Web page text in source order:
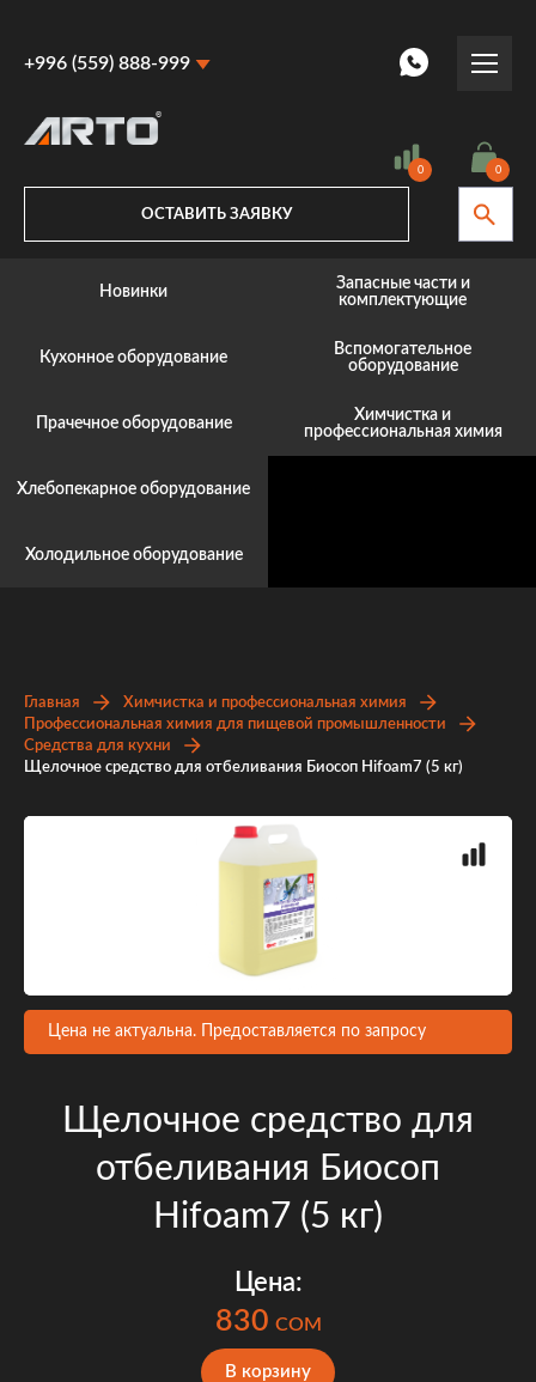
+996 (559) 888-999
+996 (559) 888-999
0 0
ОСТАВИТЬ ЗАЯВКУ
Новинки
Кухонное оборудование
Прачечное оборудование
Хлебопекарное оборудование
Холодильное оборудование
Запасные части и
комплектующие
Вспомогательное
оборудование
Химчистка и
профессиональная химия
Главная
Химчистка и профессиональная химия
Профессиональная химия для пищевой промышленности
Средства для кухни
Щелочное средство для отбеливания Биосоп Hifoam7 (5 кг)
Цена не актуальна. Предоставляется по запросу
Щелочное средство для
отбеливания Биосоп
Hifoam7 (5 кг)
Цена:
830 COM
В корзину